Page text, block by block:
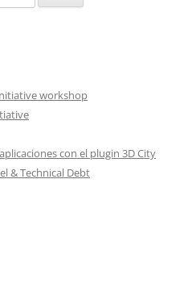
workshop
con el plugin 3D City
& Technical Debt